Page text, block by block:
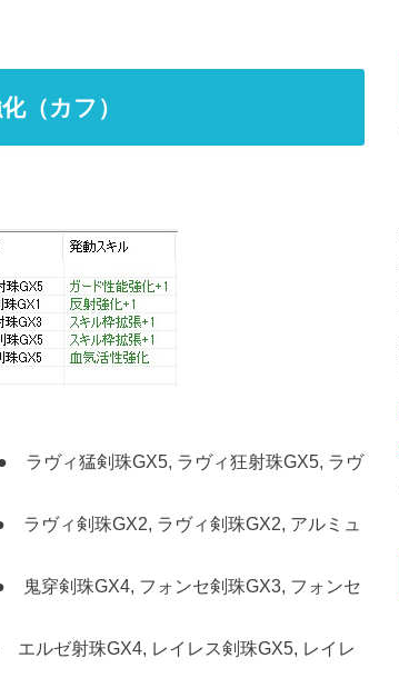
（カフ）
剣珠GX5, ラヴィ狂射珠GX5, ラヴ
GX2, ラヴィ剣珠GX2, アルミュ
フォンセ剣珠GX3, フォンセ
レイレス剣珠GX5, レイレ